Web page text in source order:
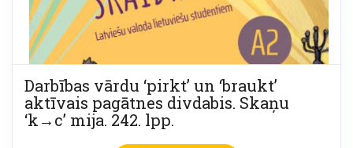
Darbības vārdu ‘pirkt’ un ‘braukt’
aktīvais pagātnes divdabis. Skaņu
‘k→c’ mija. 242. lpp.